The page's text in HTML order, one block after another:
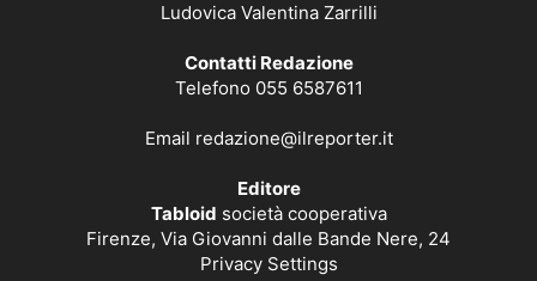
Ludovica Valentina Zarrilli
Contatti Redazione
Telefono 055 6587611
Email redazione@ilreporter.it
Editore
Tabloid società cooperativa
Firenze, Via Giovanni dalle Bande Nere, 24
Privacy Settings